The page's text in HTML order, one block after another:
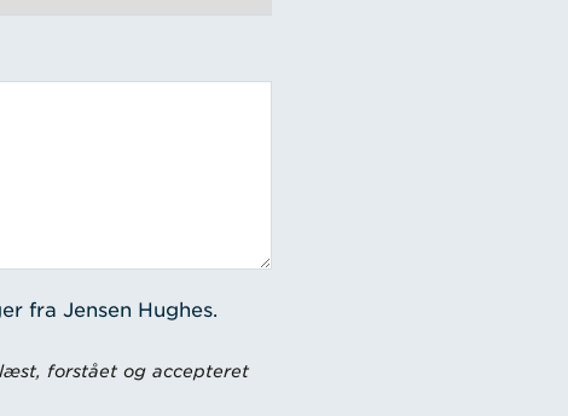
fra Jensen Hughes.
forstået og accepteret